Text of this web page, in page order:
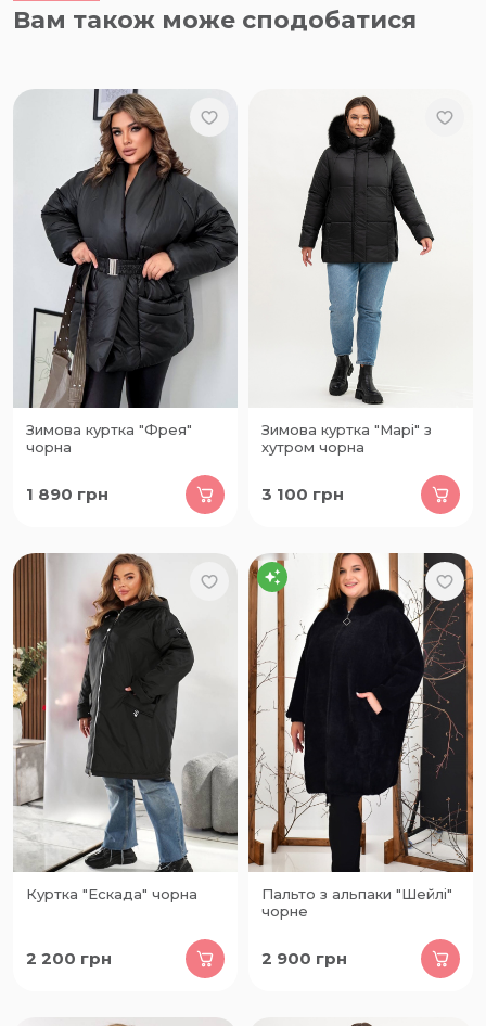
Вам також може сподобатися
Зимова куртка "Фрея"
чорна
1 890 грн
Зимова куртка "Марі" з
хутром чорна
3 100 грн
Куртка "Ескада" чорна
2 200 грн
Пальто з альпаки "Шейлі"
чорне
2 900 грн